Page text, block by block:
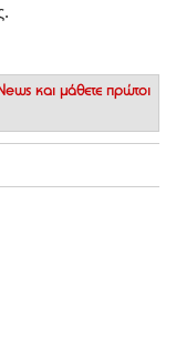
και μάθετε πρώτοι